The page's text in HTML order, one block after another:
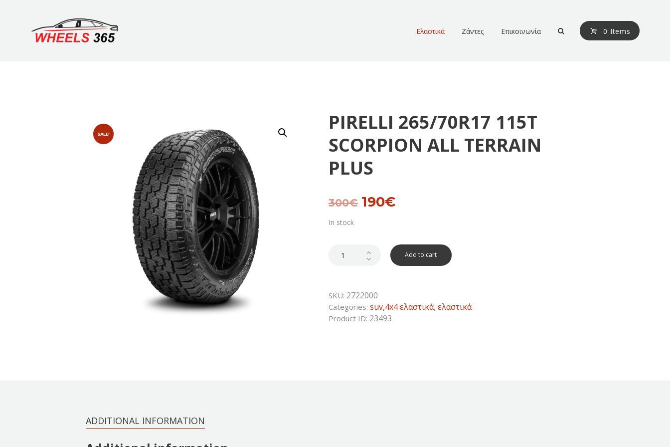
Ελαστικά Ζάντες Επικοινωνία 0 Items
SALE!
PIRELLI 265/70R17 115T
SCORPION ALL TERRAIN
PLUS
300€ Original
190€
In stock
Add to cart
SKU: 2722000
Categories: suv,4x4 ελαστικά, ελαστικά
Product ID: 23493
ADDITIONAL INFORMATION